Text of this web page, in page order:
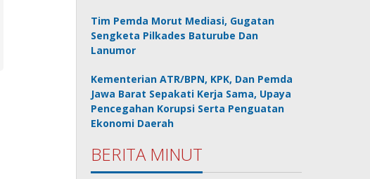
Tim Pemda Morut Mediasi, Gugatan
Sengketa Pilkades Baturube Dan
Lanumor
Kementerian ATR/BPN, KPK, Dan Pemda
Jawa Barat Sepakati Kerja Sama, Upaya
Pencegahan Korupsi Serta Penguatan
Ekonomi Daerah
BERITA MINUT